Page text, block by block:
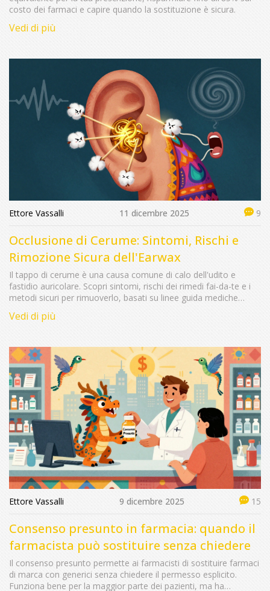
costo dei farmaci e capire quando la sostituzione è sicura.
Vedi di più
Ettore Vassalli 11 dicembre 2025 9
Occlusione di Cerume: Sintomi, Rischi e
Rimozione Sicura dell'Earwax
Il tappo di cerume è una causa comune di calo dell'udito e
fastidio auricolare. Scopri sintomi, rischi dei rimedi fai-da-te e i
metodi sicuri per rimuoverlo, basati su linee guida mediche
Vedi di più
Ettore Vassalli 9 dicembre 2025 15
Consenso presunto in farmacia: quando il
farmacista può sostituire senza chiedere
Il consenso presunto permette ai farmacisti di sostituire farmaci
di marca con generici senza chiedere il permesso esplicito.
Funziona bene per la maggior parte dei pazienti, ma ha